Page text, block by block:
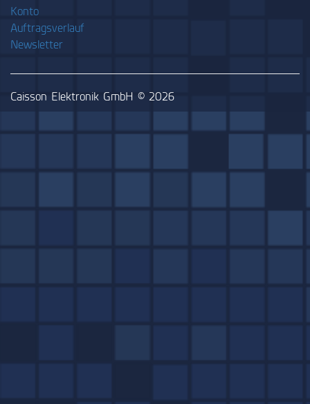
Konto
Auftragsverlauf
Newsletter
Caisson Elektronik GmbH © 2026